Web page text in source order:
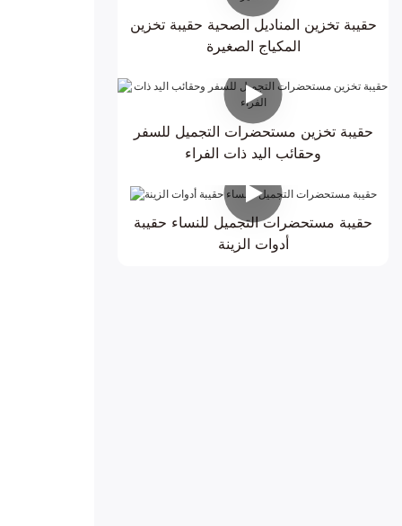
حقيبة تخزين المناديل الصحية حقيبة تخزين
المكياج الصغيرة
حقيبة تخزين مستحضرات التجميل للسفر
وحقائب اليد ذات الفراء
حقيبة مستحضرات التجميل للنساء حقيبة
أدوات الزينة